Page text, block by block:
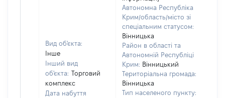
Вид об'єкта:
Інше
Інший вид
об'єкта: Торговий
комплекс
Дата набуття
Автономна Республіка
Крим/область/місто зі
спеціальним статусом:
Вінницька
Район в області та
Автономній Республіці
Крим: Вінницький
Територіальна громада:
Вінницька
Тип населеного пункту: